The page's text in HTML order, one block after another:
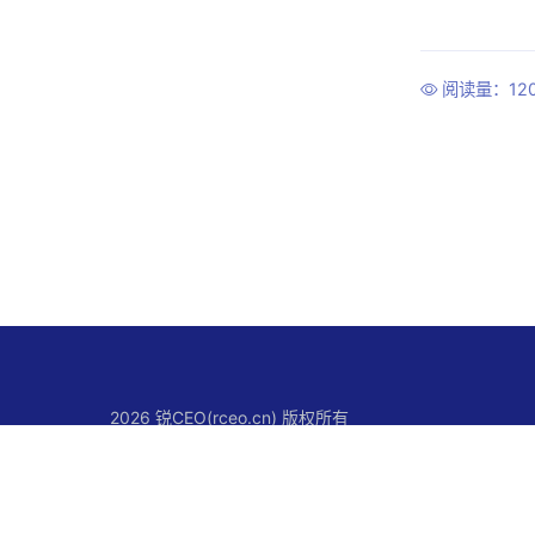
阅读量：
2026 锐CEO(rceo.cn) 版权所有